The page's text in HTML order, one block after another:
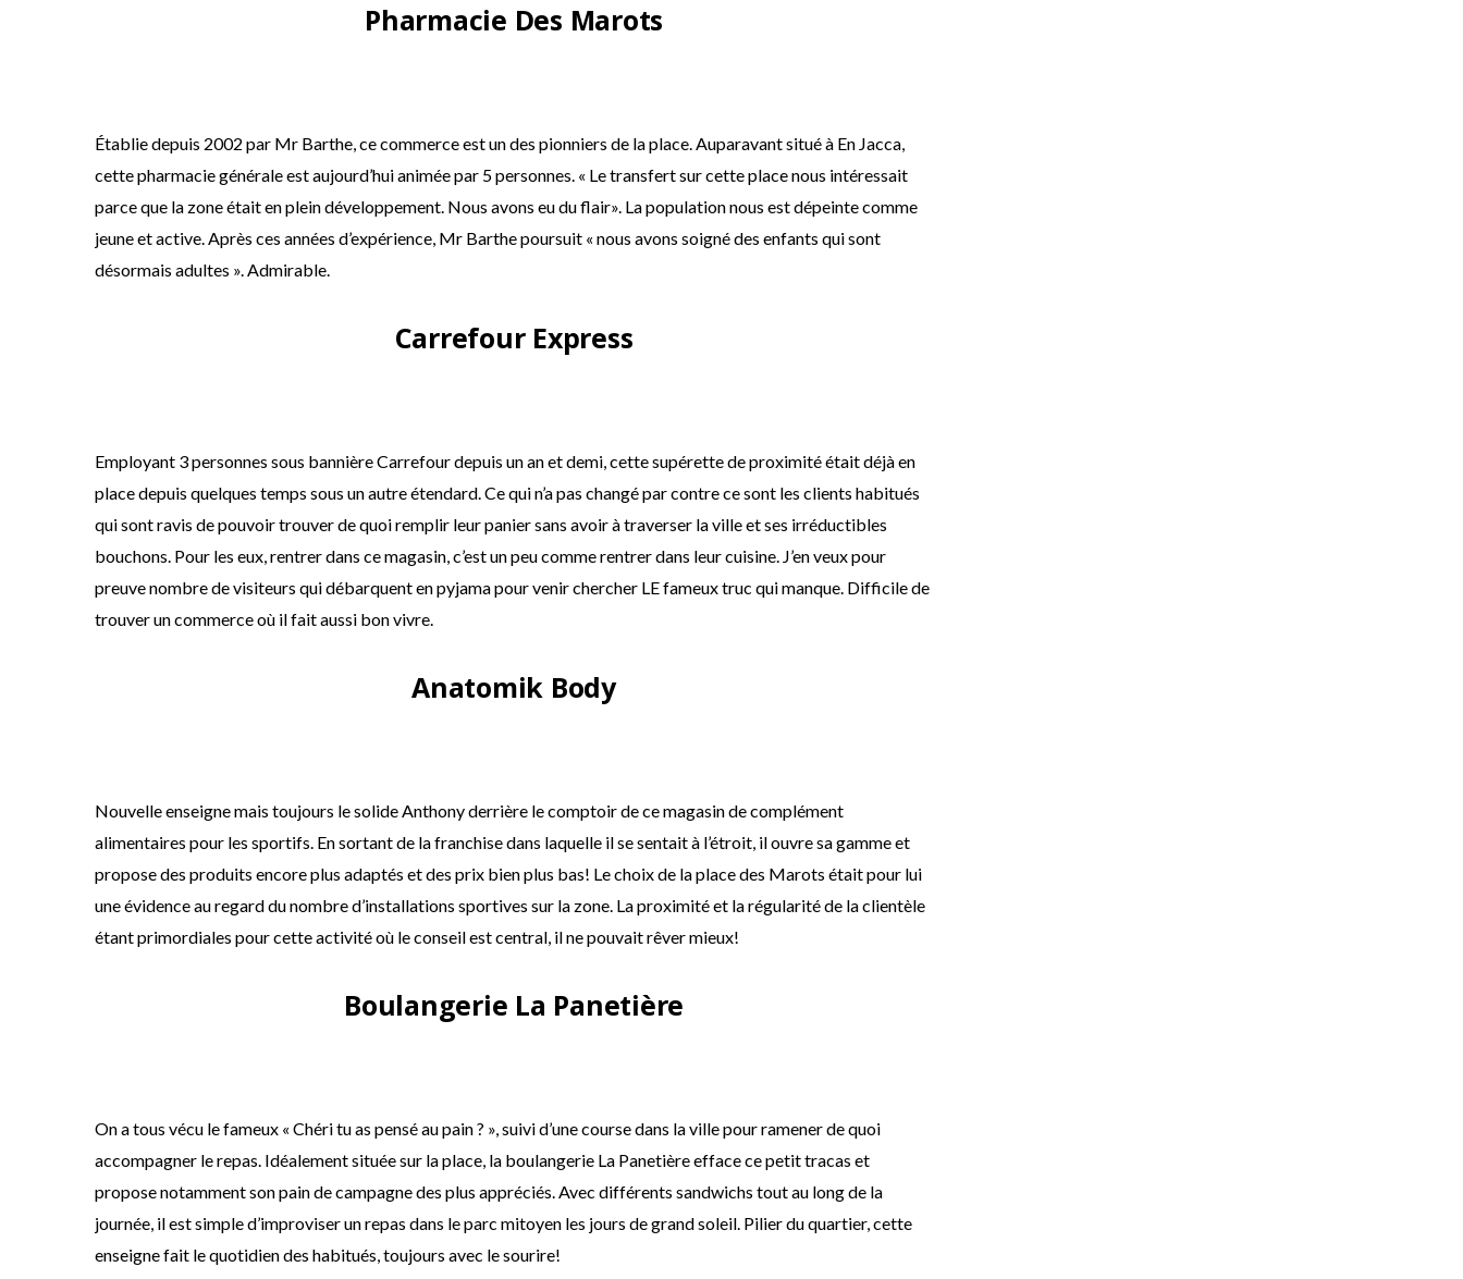
Pharmacie Des Marots
Établie depuis 2002 par Mr Barthe, ce commerce est un des pionniers de la place. Auparavant situé à En Jacca,
cette pharmacie générale est aujourd’hui animée par 5 personnes. « Le transfert sur cette place nous intéressait
parce que la zone était en plein développement. Nous avons eu du flair». La population nous est dépeinte comme
jeune et active. Après ces années d’expérience, Mr Barthe poursuit « nous avons soigné des enfants qui sont
désormais adultes ». Admirable.
Carrefour Express
Employant 3 personnes sous bannière Carrefour depuis un an et demi, cette supérette de proximité était déjà en
place depuis quelques temps sous un autre étendard. Ce qui n’a pas changé par contre ce sont les clients habitués
qui sont ravis de pouvoir trouver de quoi remplir leur panier sans avoir à traverser la ville et ses irréductibles
bouchons. Pour les eux, rentrer dans ce magasin, c’est un peu comme rentrer dans leur cuisine. J’en veux pour
preuve nombre de visiteurs qui débarquent en pyjama pour venir chercher LE fameux truc qui manque. Difficile de
trouver un commerce où il fait aussi bon vivre.
Anatomik Body
Nouvelle enseigne mais toujours le solide Anthony derrière le comptoir de ce magasin de complément
alimentaires pour les sportifs. En sortant de la franchise dans laquelle il se sentait à l’étroit, il ouvre sa gamme et
propose des produits encore plus adaptés et des prix bien plus bas! Le choix de la place des Marots était pour lui
une évidence au regard du nombre d’installations sportives sur la zone. La proximité et la régularité de la clientèle
étant primordiales pour cette activité où le conseil est central, il ne pouvait rêver mieux!
Boulangerie La Panetière
On a tous vécu le fameux « Chéri tu as pensé au pain ? », suivi d’une course dans la ville pour ramener de quoi
accompagner le repas. Idéalement située sur la place, la boulangerie La Panetière efface ce petit tracas et
propose notamment son pain de campagne des plus appréciés. Avec différents sandwichs tout au long de la
journée, il est simple d’improviser un repas dans le parc mitoyen les jours de grand soleil. Pilier du quartier, cette
enseigne fait le quotidien des habitués, toujours avec le sourire!